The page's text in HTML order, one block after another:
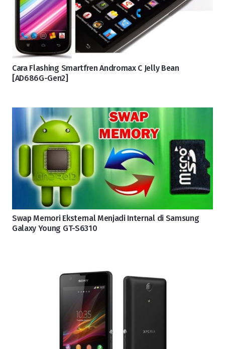
Cara Flashing Smartfren Andromax C Jelly Bean
[AD686G-Gen2]
Swap Memori Eksternal Menjadi Internal di Samsung
Galaxy Young GT-S6310